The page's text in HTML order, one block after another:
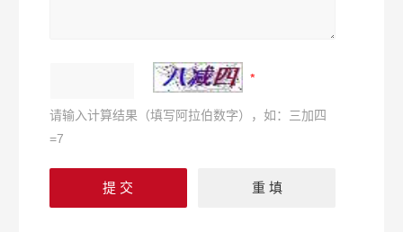
请输入计算结果（填写阿拉伯数字），如：三加四
=7